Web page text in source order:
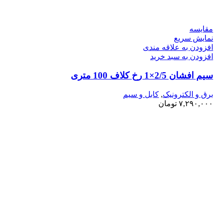
مقايسه
نمایش سریع
افزودن به علاقه مندی
افزودن به سبد خرید
سیم افشان 2/5×1 رخ کلاف 100 متری
برق و الکترونیک, کابل و سیم
۷,۲۹۰,۰۰۰ تومان